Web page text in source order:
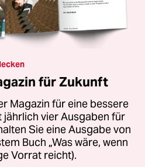
für Zukunft
Magazin für eine bessere
vier Ausgaben für
Sie eine Ausgabe von
Buch „Was wäre, wenn
Vorrat reicht).